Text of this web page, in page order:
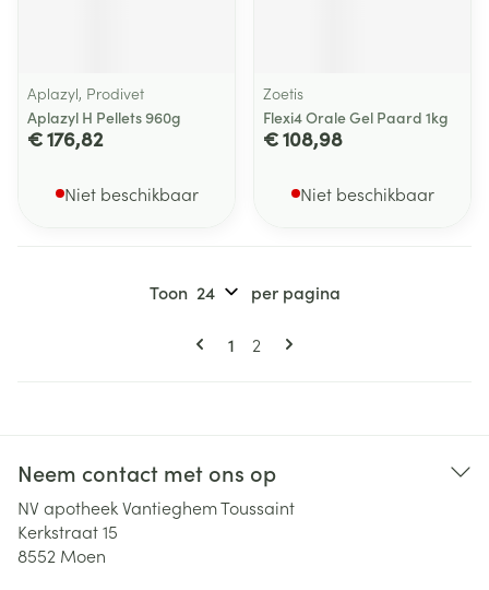
Aplazyl, Prodivet
Aplazyl H Pellets 960g
€ 176,82
Niet beschikbaar
Zoetis
Flexi4 Orale Gel Paard 1kg
€ 108,98
Niet beschikbaar
Pagina's
U lees momenteel pagina
1 Pagina
2
Toon per pagina
Neem contact met ons op
NV apotheek Vantieghem Toussaint
Kerkstraat 15
8552 Moen